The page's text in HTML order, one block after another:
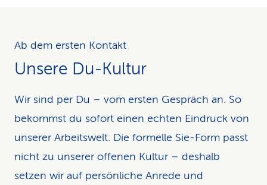
Ab dem ersten Kontakt
Unsere Du-Kultur
Wir sind per Du – vom ersten Gespräch an. So
bekommst du sofort einen echten Eindruck von
unserer Arbeitswelt. Die formelle Sie-Form passt
nicht zu unserer offenen Kultur – deshalb
setzen wir auf persönliche Anrede und